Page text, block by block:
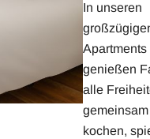
In unseren
Apartments
genießen
alle
gemeinsam
kochen,